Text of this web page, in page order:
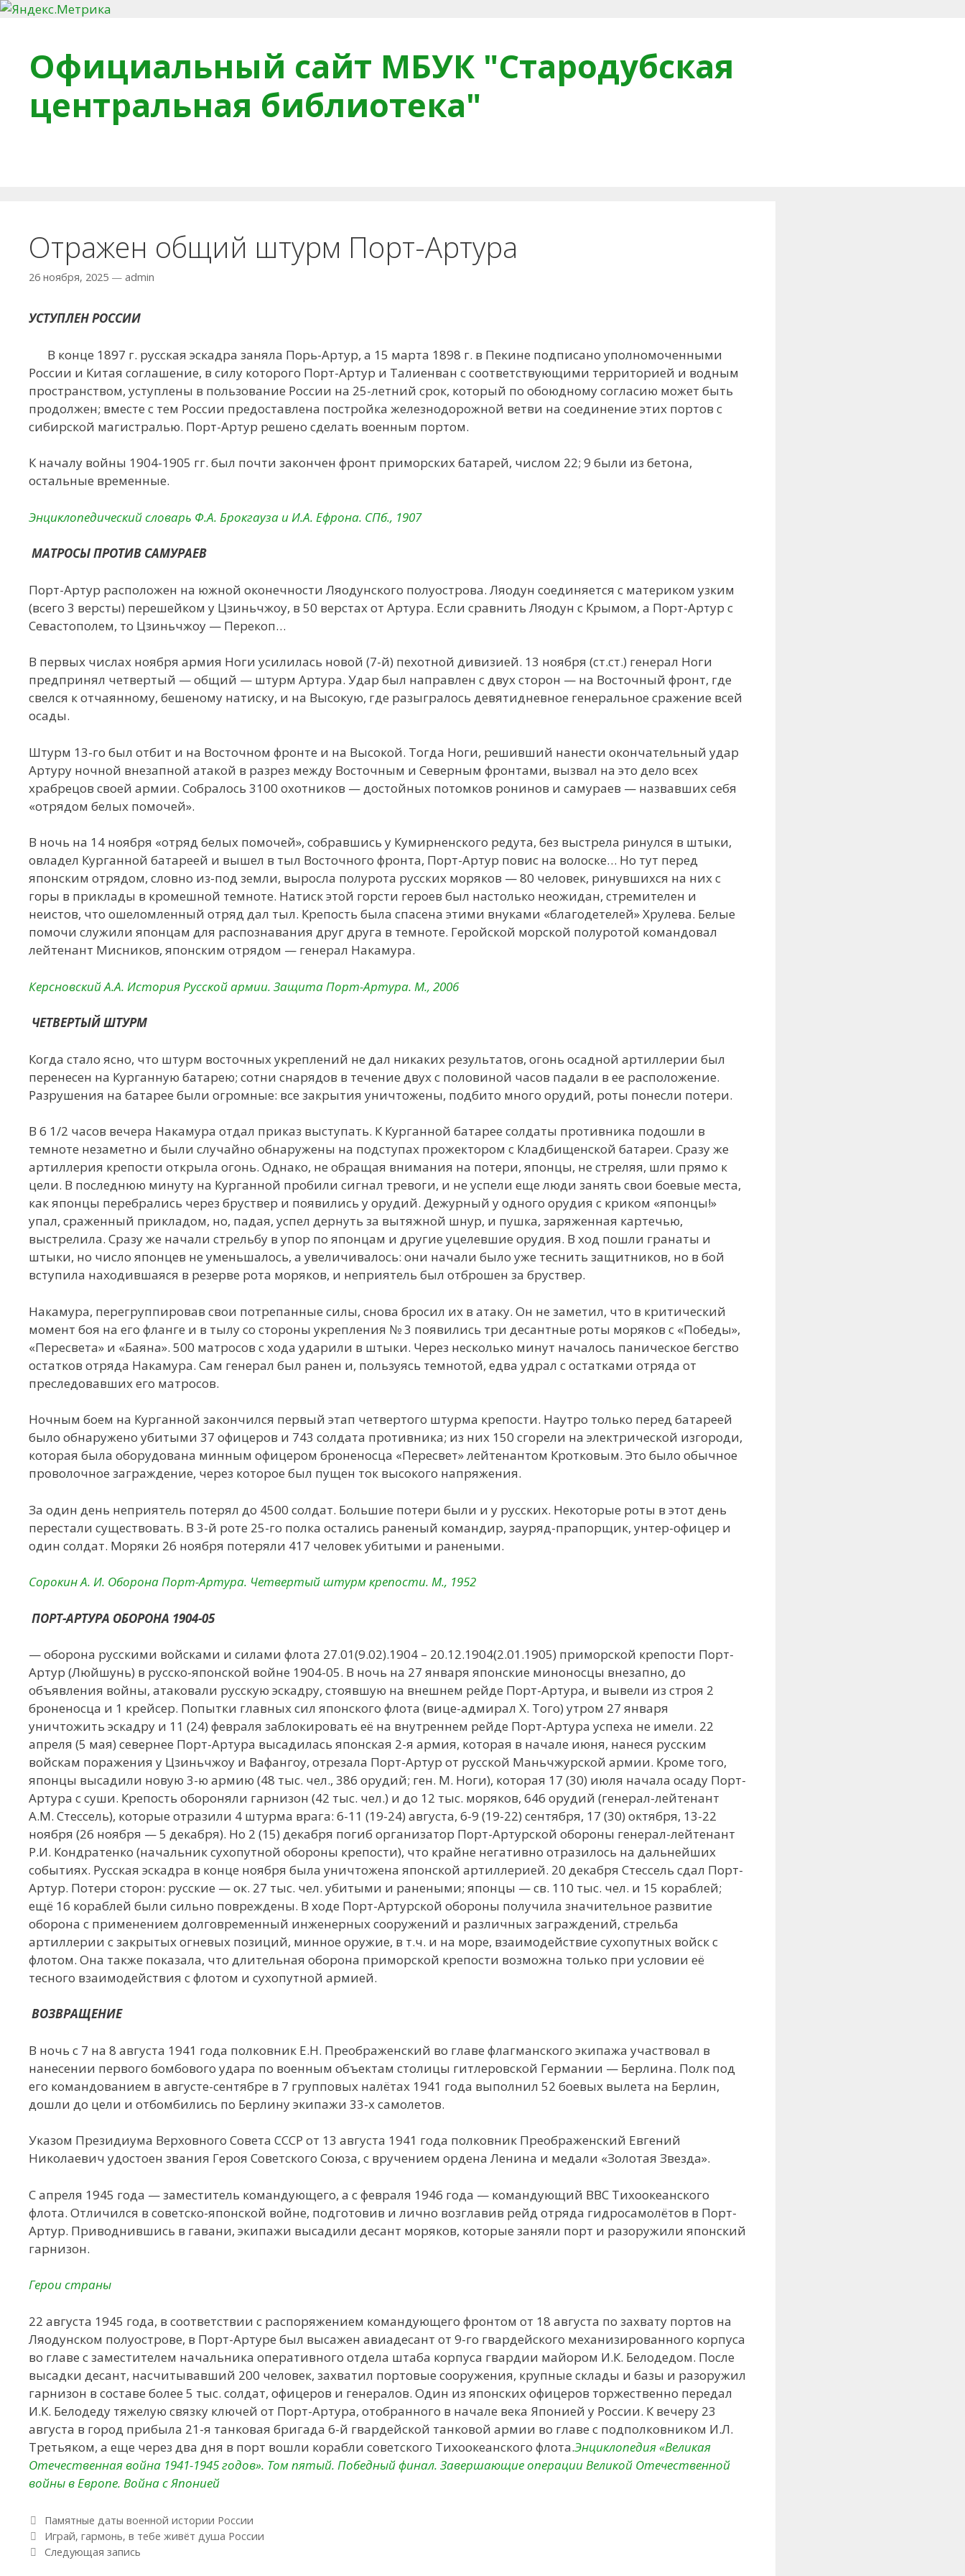
Официальный сайт МБУК "Стародубская
центральная библиотека"
Отражен общий штурм Порт-Артура
26 ноября, 2025 — admin
УСТУПЛЕН РОССИИ
В конце 1897 г. русская эскадра заняла Порь-Артур, а 15 марта 1898 г. в Пекине подписано уполномоченными
России и Китая соглашение, в силу которого Порт-Артур и Талиенван с соответствующими территорией и водным
пространством, уступлены в пользование России на 25-летний срок, который по обоюдному согласию может быть
продолжен; вместе с тем России предоставлена постройка железнодорожной ветви на соединение этих портов с
сибирской магистралью. Порт-Артур решено сделать военным портом.
К началу войны 1904-1905 гг. был почти закончен фронт приморских батарей, числом 22; 9 были из бетона,
остальные временные.
Энциклопедический словарь Ф.А. Брокгауза и И.А. Ефрона. СПб., 1907
МАТРОСЫ ПРОТИВ САМУРАЕВ
Порт-Артур расположен на южной оконечности Ляодунского полуострова. Ляодун соединяется с материком узким
(всего 3 версты) перешейком у Цзиньчжоу, в 50 верстах от Артура. Если сравнить Ляодун с Крымом, а Порт-Артур с
Севастополем, то Цзиньчжоу — Перекоп…
В первых числах ноября армия Ноги усилилась новой (7-й) пехотной дивизией. 13 ноября (ст.ст.) генерал Ноги
предпринял четвертый — общий — штурм Артура. Удар был направлен с двух сторон — на Восточный фронт, где
свелся к отчаянному, бешеному натиску, и на Высокую, где разыгралось девятидневное генеральное сражение всей
осады.
Штурм 13-го был отбит и на Восточном фронте и на Высокой. Тогда Ноги, решивший нанести окончательный удар
Артуру ночной внезапной атакой в разрез между Восточным и Северным фронтами, вызвал на это дело всех
храбрецов своей армии. Собралось 3100 охотников — достойных потомков ронинов и самураев — назвавших себя
«отрядом белых помочей».
В ночь на 14 ноября «отряд белых помочей», собравшись у Кумирненского редута, без выстрела ринулся в штыки,
овладел Курганной батареей и вышел в тыл Восточного фронта, Порт-Артур повис на волоске… Но тут перед
японским отрядом, словно из-под земли, выросла полурота русских моряков — 80 человек, ринувшихся на них с
горы в приклады в кромешной темноте. Натиск этой горсти героев был настолько неожидан, стремителен и
неистов, что ошеломленный отряд дал тыл. Крепость была спасена этими внуками «благодетелей» Хрулева. Белые
помочи служили японцам для распознавания друг друга в темноте. Геройской морской полуротой командовал
лейтенант Мисников, японским отрядом — генерал Накамура.
Керсновский А.А. История Русской армии. Защита Порт-Артура. М., 2006
ЧЕТВЕРТЫЙ ШТУРМ
Когда стало ясно, что штурм восточных укреплений не дал никаких результатов, огонь осадной артиллерии был
перенесен на Курганную батарею; сотни снарядов в течение двух с половиной часов падали в ее расположение.
Разрушения на батарее были огромные: все закрытия уничтожены, подбито много орудий, роты понесли потери.
В 6 1/2 часов вечера Накамура отдал приказ выступать. К Курганной батарее солдаты противника подошли в
темноте незаметно и были случайно обнаружены на подступах прожектором с Кладбищенской батареи. Сразу же
артиллерия крепости открыла огонь. Однако, не обращая внимания на потери, японцы, не стреляя, шли прямо к
цели. В последнюю минуту на Курганной пробили сигнал тревоги, и не успели еще люди занять свои боевые места,
как японцы перебрались через бруствер и появились у орудий. Дежурный у одного орудия с криком «японцы!»
упал, сраженный прикладом, но, падая, успел дернуть за вытяжной шнур, и пушка, заряженная картечью,
выстрелила. Сразу же начали стрельбу в упор по японцам и другие уцелевшие орудия. В ход пошли гранаты и
штыки, но число японцев не уменьшалось, а увеличивалось: они начали было уже теснить защитников, но в бой
вступила находившаяся в резерве рота моряков, и неприятель был отброшен за бруствер.
Накамура, перегруппировав свои потрепанные силы, снова бросил их в атаку. Он не заметил, что в критический
момент боя на его фланге и в тылу со стороны укрепления № 3 появились три десантные роты моряков с «Победы»,
«Пересвета» и «Баяна». 500 матросов с хода ударили в штыки. Через несколько минут началось паническое бегство
остатков отряда Накамура. Сам генерал был ранен и, пользуясь темнотой, едва удрал с остатками отряда от
преследовавших его матросов.
Ночным боем на Курганной закончился первый этап четвертого штурма крепости. Наутро только перед батареей
было обнаружено убитыми 37 офицеров и 743 солдата противника; из них 150 сгорели на электрической изгороди,
которая была оборудована минным офицером броненосца «Пересвет» лейтенантом Кротковым. Это было обычное
проволочное заграждение, через которое был пущен ток высокого напряжения.
За один день неприятель потерял до 4500 солдат. Большие потери были и у русских. Некоторые роты в этот день
перестали существовать. В 3-й роте 25-го полка остались раненый командир, зауряд-прапорщик, унтер-офицер и
один солдат. Моряки 26 ноября потеряли 417 человек убитыми и ранеными.
Сорокин А. И. Оборона Порт-Артура. Четвертый штурм крепости. М., 1952
ПОРТ-АРТУРА ОБОРОНА 1904-05
— оборона русскими войсками и силами флота 27.01(9.02).1904 – 20.12.1904(2.01.1905) приморской крепости Порт-
Артур (Люйшунь) в русско-японской войне 1904-05. В ночь на 27 января японские миноносцы внезапно, до
объявления войны, атаковали русскую эскадру, стоявшую на внешнем рейде Порт-Артура, и вывели из строя 2
броненосца и 1 крейсер. Попытки главных сил японского флота (вице-адмирал Х. Того) утром 27 января
уничтожить эскадру и 11 (24) февраля заблокировать её на внутреннем рейде Порт-Артура успеха не имели. 22
апреля (5 мая) севернее Порт-Артура высадилась японская 2-я армия, которая в начале июня, нанеся русским
войскам поражения у Цзиньчжоу и Вафангоу, отрезала Порт-Артур от русской Маньчжурской армии. Кроме того,
японцы высадили новую 3-ю армию (48 тыс. чел., 386 орудий; ген. М. Ноги), которая 17 (30) июля начала осаду Порт-
Артура с суши. Крепость обороняли гарнизон (42 тыс. чел.) и до 12 тыс. моряков, 646 орудий (генерал-лейтенант
А.М. Стессель), которые отразили 4 штурма врага: 6-11 (19-24) августа, 6-9 (19-22) сентября, 17 (30) октября, 13-22
ноября (26 ноября — 5 декабря). Но 2 (15) декабря погиб организатор Порт-Артурской обороны генерал-лейтенант
Р.И. Кондратенко (начальник сухопутной обороны крепости), что крайне негативно отразилось на дальнейших
событиях. Русская эскадра в конце ноября была уничтожена японской артиллерией. 20 декабря Стессель сдал Порт-
Артур. Потери сторон: русские — ок. 27 тыс. чел. убитыми и ранеными; японцы — св. 110 тыс. чел. и 15 кораблей;
ещё 16 кораблей были сильно повреждены. В ходе Порт-Артурской обороны получила значительное развитие
оборона с применением долговременный инженерных сооружений и различных заграждений, стрельба
артиллерии с закрытых огневых позиций, минное оружие, в т.ч. и на море, взаимодействие сухопутных войск с
флотом. Она также показала, что длительная оборона приморской крепости возможна только при условии её
тесного взаимодействия с флотом и сухопутной армией.
ВОЗВРАЩЕНИЕ
В ночь с 7 на 8 августа 1941 года полковник Е.Н. Преображенский во главе флагманского экипажа участвовал в
нанесении первого бомбового удара по военным объектам столицы гитлеровской Германии — Берлина. Полк под
его командованием в августе-сентябре в 7 групповых налётах 1941 года выполнил 52 боевых вылета на Берлин,
дошли до цели и отбомбились по Берлину экипажи 33-х самолетов.
Указом Президиума Верховного Совета СССР от 13 августа 1941 года полковник Преображенский Евгений
Николаевич удостоен звания Героя Советского Союза, с вручением ордена Ленина и медали «Золотая Звезда».
С апреля 1945 года — заместитель командующего, а с февраля 1946 года — командующий ВВС Тихоокеанского
флота. Отличился в советско-японской войне, подготовив и лично возглавив рейд отряда гидросамолётов в Порт-
Артур. Приводнившись в гавани, экипажи высадили десант моряков, которые заняли порт и разоружили японский
гарнизон.
Герои страны
22 августа 1945 года, в соответствии с распоряжением командующего фронтом от 18 августа по захвату портов на
Ляодунском полуострове, в Порт-Артуре был высажен авиадесант от 9-го гвардейского механизированного корпуса
во главе с заместителем начальника оперативного отдела штаба корпуса гвардии майором И.К. Белодедом. После
высадки десант, насчитывавший 200 человек, захватил портовые сооружения, крупные склады и базы и разоружил
гарнизон в составе более 5 тыс. солдат, офицеров и генералов. Один из японских офицеров торжественно передал
И.К. Белодеду тяжелую связку ключей от Порт-Артура, отобранного в начале века Японией у России. К вечеру 23
августа в город прибыла 21-я танковая бригада 6-й гвардейской танковой армии во главе с подполковником И.Л.
Третьяком, а еще через два дня в порт вошли корабли советского Тихоокеанского флота.Энциклопедия «Великая
Отечественная война 1941-1945 годов». Том пятый. Победный финал. Завершающие операции Великой Отечественной
войны в Европе. Война с Японией
Рубрики
Памятные даты военной истории России
Навигация по записям
Играй, гармонь, в тебе живёт душа России
Следующая запись